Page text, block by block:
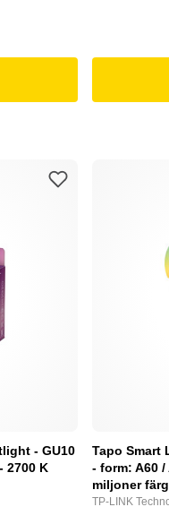
- GU10
2700 K
Tapo Smart
- form: A60 /
miljoner
TP-LINK